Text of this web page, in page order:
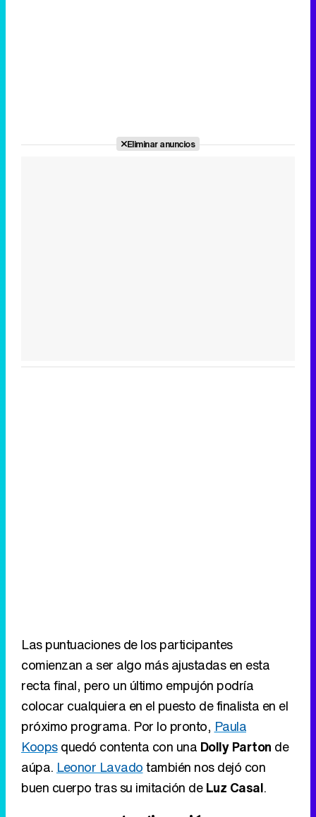
Eliminar anuncios
Las puntuaciones de los participantes
comienzan a ser algo más ajustadas en esta
recta final, pero un último empujón podría
colocar cualquiera en el puesto de finalista en el
próximo programa. Por lo pronto, Paula
Koopsquedó contenta con una Dolly Parton de
aúpa. Leonor Lavadotambién nos dejó con
buen cuerpo tras su imitación deLuz Casal.